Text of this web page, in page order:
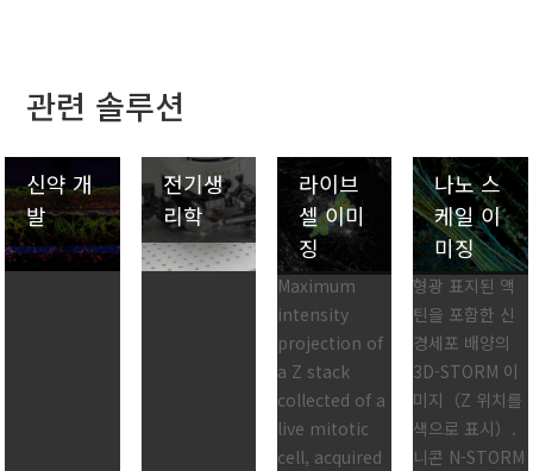
관련 솔루션
신약 개
발
전기생
리학
Maximum
intensity
projection of
a Z stack
collected of a
live mitotic
cell, acquired
라이브
셀 이미
징
형광 표지된 액
틴을 포함한 신
경세포 배양의
3D-STORM 이
미지（Z 위치를
색으로 표시）.
니콘 N-STORM
나노 스
케일 이
미징